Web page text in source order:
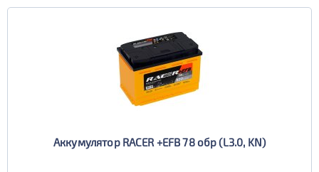
Аккумулятор RACER +EFB 78 обр (L3.0, KN)